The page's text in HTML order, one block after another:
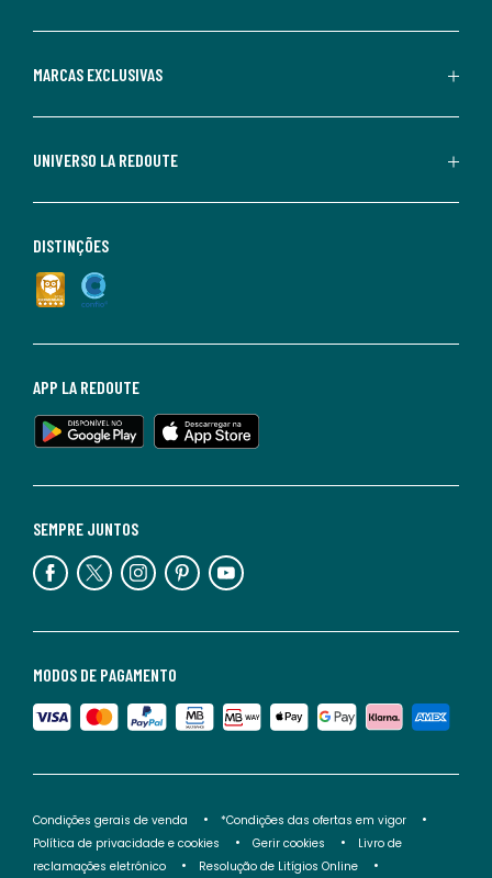
MARCAS EXCLUSIVAS
UNIVERSO LA REDOUTE
MODOS DE PAGAMENTO
SEMPRE JUNTOS
APP LA REDOUTE
DISTINÇÕES
Condições gerais de venda
*Condições das ofertas em vigor
Política de privacidade e cookies
Gerir cookies
Livro de
reclamações eletrónico
Resolução de Litígios Online